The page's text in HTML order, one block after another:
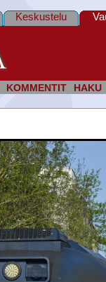
KOMMENTIT HAKU
Keskustelu